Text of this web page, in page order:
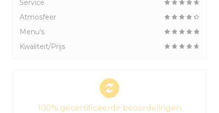
Service
Atmosfeer
Menu's
Kwaliteit/Prijs
100% gecertificeerde beoordelingen